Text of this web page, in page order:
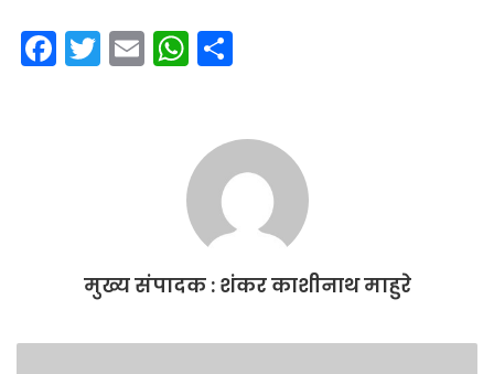
F
T
E
W
s
A
p
p
e
मुख्य संपादक : शंकर काशीनाथ माहुरे